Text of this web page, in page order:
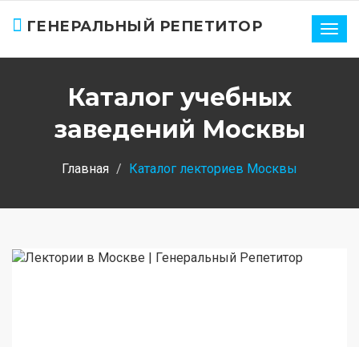
ГЕНЕРАЛЬНЫЙ РЕПЕТИТОР
Каталог учебных
заведений Москвы
Главная Каталог лекториев Москвы